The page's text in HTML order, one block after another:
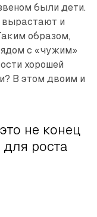
были дети.
вырастают и
образом,
с «чужим»
хорошей
В этом двоим и
не конец
роста